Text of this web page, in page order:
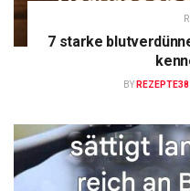
7 starke
BY REZEPTE38